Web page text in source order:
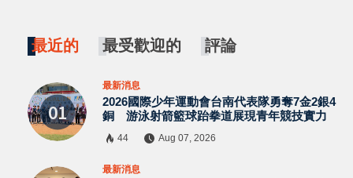
最近的 最受歡迎的 評論
最新消息
2026國際少年運動會台南代表隊勇奪7金2銀4
銅 游泳射箭籃球跆拳道展現青年競技實力
44 Aug 07, 2026
最新消息